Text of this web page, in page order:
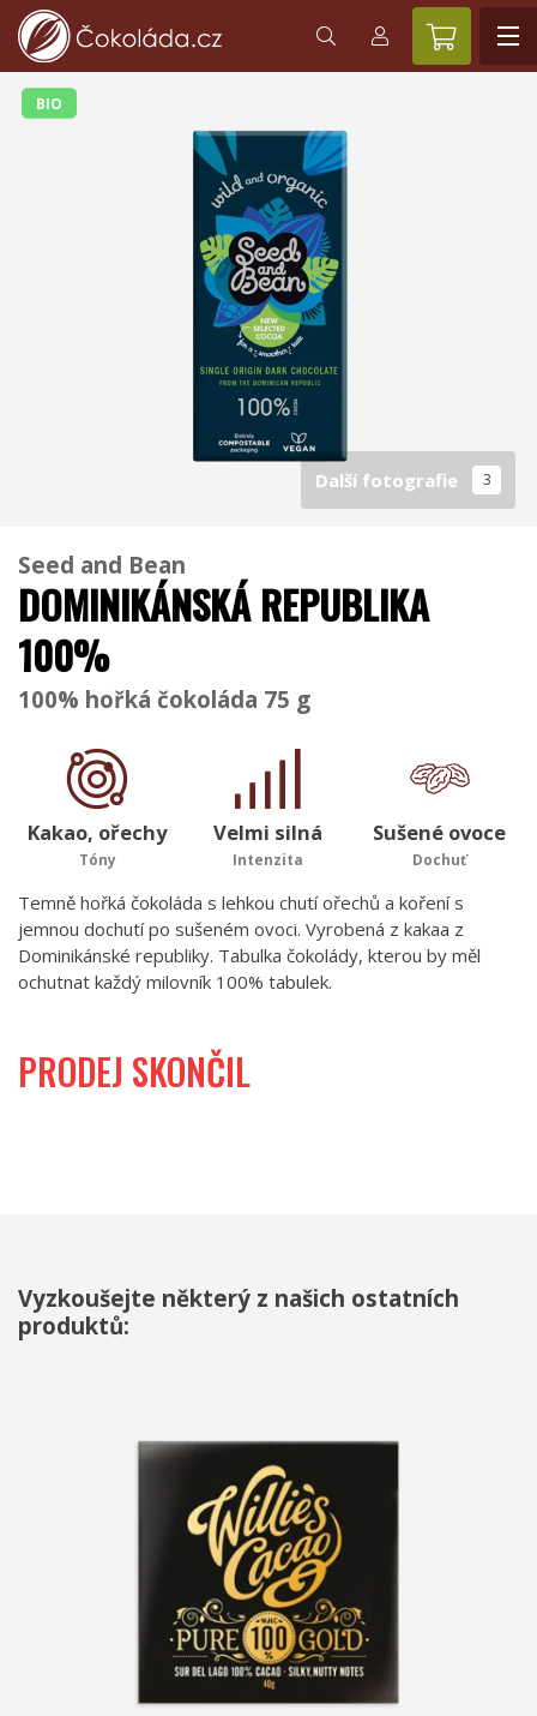
BIO
Další fotografie 3
Seed and Bean
DOMINIKÁNSKÁ REPUBLIKA
100%
100% hořká čokoláda 75 g
Kakao, ořechy
Tóny
Velmi silná
Intenzita
Sušené ovoce
Dochuť
Temně hořká čokoláda s lehkou chutí ořechů a koření s
jemnou dochutí po sušeném ovoci. Vyrobená z kakaa z
Dominikánské republiky. Tabulka čokolády, kterou by měl
ochutnat každý milovník 100% tabulek.
PRODEJ SKONČIL
Vyzkoušejte některý z našich ostatních
produktů: